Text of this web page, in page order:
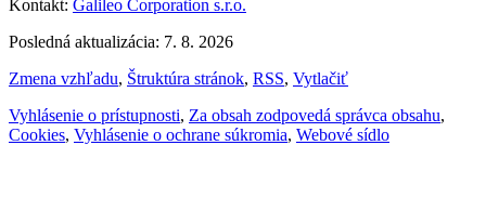
Kontakt: Galileo Corporation s.r.o.
Posledná aktualizácia: 7. 8. 2026
Zmena vzhľadu, Štruktúra stránok, RSS, Vytlačiť
Vyhlásenie o prístupnosti, Za obsah zodpovedá správca obsahu,
Cookies, Vyhlásenie o ochrane súkromia, Webové sídlo